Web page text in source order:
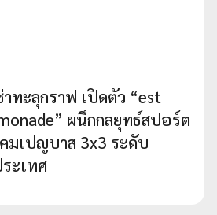
ทะลุกราฟ เปิดตัว “est
ผนึกกลยุทธ์สปอร์ต
มเปญบาส 3x3 ระดับ
ะเทศ